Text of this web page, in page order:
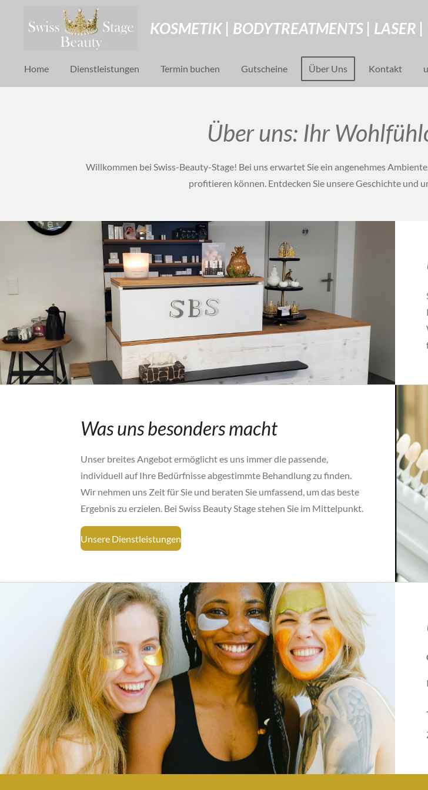
Hauptinhalt
KOSMETIK | BODYTREATMENTS | LASER
Home Dienstleistungen Termin buchen Gutscheine Über Uns Kontakt
Über uns: Ihr
Willkommen bei Swiss-Beauty-Stage! Bei uns erwartet Sie ein angenehmes
profitieren können. Entdecken Sie unsere Geschichte und
Was uns besonders macht
Unser breites Angebot ermöglicht es uns immer die passende,
individuell auf Ihre Bedürfnisse abgestimmte Behandlung zu finden.
Wir nehmen uns Zeit für Sie und beraten Sie umfassend, um das beste
Ergebnis zu erzielen. Bei Swiss Beauty Stage stehen Sie im Mittelpunkt.
Unsere Dienstleistungen